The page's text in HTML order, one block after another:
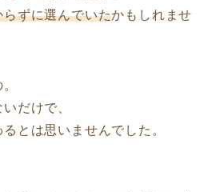
ずに選んでいたかもしれませ
だけで、
とは思いませんでした。